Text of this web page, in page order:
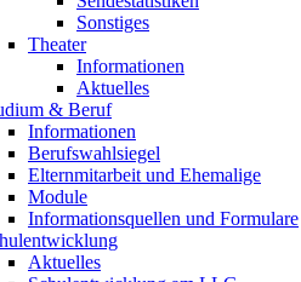
Sonstiges
Theater
Informationen
Aktuelles
& Beruf
Informationen
Berufswahlsiegel
Elternmitarbeit und Ehemalige
Module
Informationsquellen und Formulare
Aktuelles